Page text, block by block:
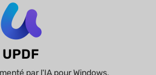
UPDF
par l'IA pour Windows,